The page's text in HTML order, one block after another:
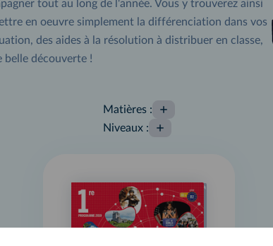
tout au long de l'année. Vous y trouverez ainsi
en oeuvre simplement la différenciation dans vos
des aides à la résolution à distribuer en classe,
belle découverte !
Matières :
Niveaux :